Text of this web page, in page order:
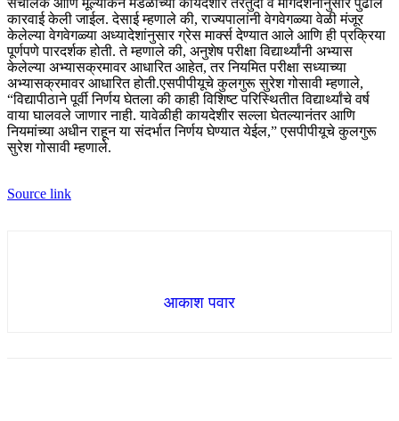
संचालक आणि मूल्यांकन मंडळाच्या कायदेशीर तरतुदी व मार्गदर्शनानुसार पुढील
कारवाई केली जाईल.देसाई म्हणाले की, राज्यपालांनी वेगवेगळ्या वेळी मंजूर
केलेल्या वेगवेगळ्या अध्यादेशांनुसार ग्रेस मार्क्स देण्यात आले आणि ही प्रक्रिया
पूर्णपणे पारदर्शक होती. ते म्हणाले की, अनुशेष परीक्षा विद्यार्थ्यांनी अभ्यास
केलेल्या अभ्यासक्रमावर आधारित आहेत, तर नियमित परीक्षा सध्याच्या
अभ्यासक्रमावर आधारित होती.एसपीपीयूचे कुलगुरू सुरेश गोसावी म्हणाले,
“विद्यापीठाने पूर्वी निर्णय घेतला की काही विशिष्ट परिस्थितीत विद्यार्थ्यांचे वर्ष
वाया घालवले जाणार नाही. यावेळीही कायदेशीर सल्ला घेतल्यानंतर आणि
नियमांच्या अधीन राहून या संदर्भात निर्णय घेण्यात येईल,” एसपीपीयूचे कुलगुरू
सुरेश गोसावी म्हणाले.
Source link
आकाश पवार